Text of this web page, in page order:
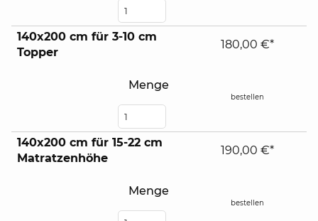
140x200 cm für 3-10 cm
Topper
Menge
180,00 €*
bestellen
140x200 cm für 15-22 cm
Matratzenhöhe
Menge
190,00 €*
bestellen